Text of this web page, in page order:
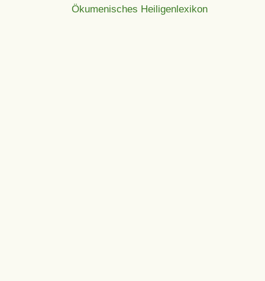
Ökumenisches Heiligenlexikon